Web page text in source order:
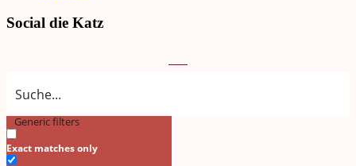
Social die Katz
Generic filters
Exact matches only